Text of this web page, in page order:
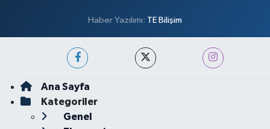
Haber Yazılımı: TE Bilişim
Ana Sayfa
Kategoriler
Genel